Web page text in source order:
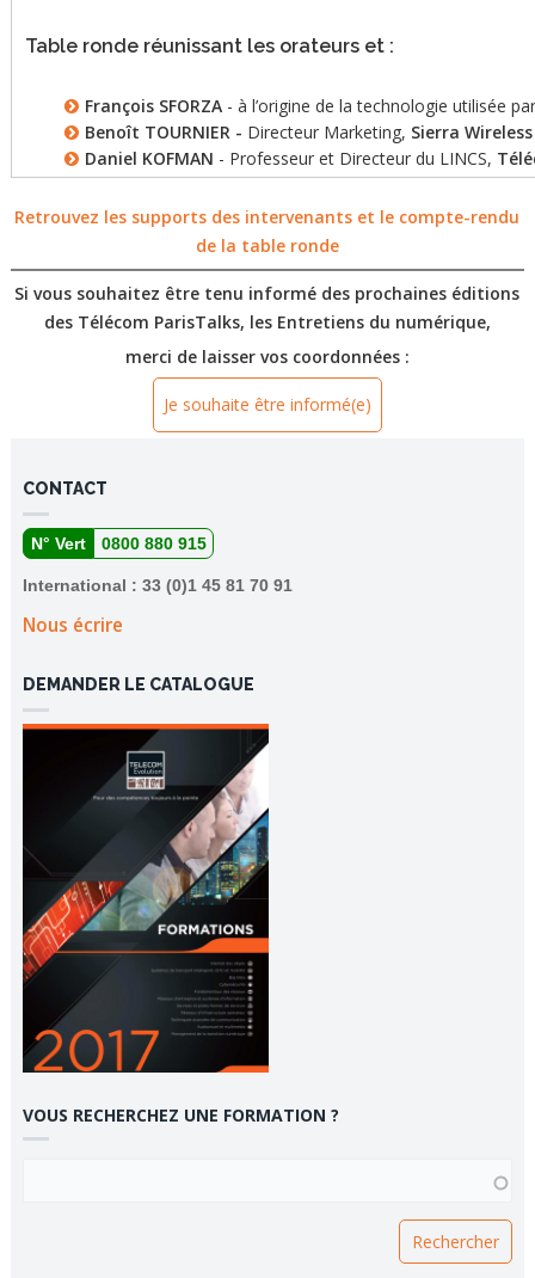
Table ronde réunissant les orateurs et :
François SFORZA - à l’origine de la technologie utilisée
Benoît TOURNIER - Directeur Marketing, Sierra Wireless
Daniel KOFMAN - Professeur et Directeur du LINCS,
Retrouvez les supports des intervenants et le compte-rendu
de la table ronde
Si vous souhaitez être tenu informé des prochaines éditions
des Télécom ParisTalks, les Entretiens du numérique,
merci de laisser vos coordonnées :
Je souhaite être informé(e)
CONTACT
N° Vert 0800 880 915
International : 33 (0)1 45 81 70 91
Nous écrire
DEMANDER LE CATALOGUE
VOUS RECHERCHEZ UNE FORMATION ?